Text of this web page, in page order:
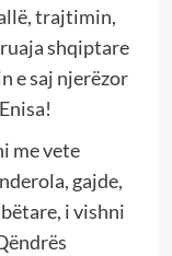
trajtimin,
shqiptare
e saj njerëzor
me vete
gajde,
i vishni